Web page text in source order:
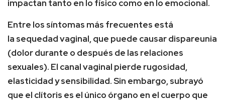
impactan tanto en lo físico como en lo emocional.
Entre los síntomas más frecuentes está
la sequedad vaginal, que puede causar dispareunia
(dolor durante o después de las relaciones
sexuales). El canal vaginal pierde rugosidad,
elasticidad y sensibilidad. Sin embargo, subrayó
que el clítoris es el único órgano en el cuerpo que